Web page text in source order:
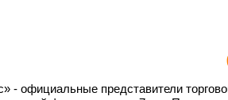
официальные представители